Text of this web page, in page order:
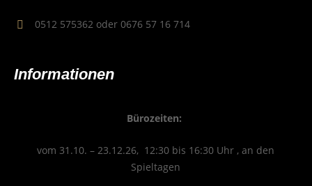
0512 575362 oder 0676 57 16 714
Infor­ma­tio­nen
Büro­zei­ten:
vom 31.10. – 23.12.26, 12:30 bis 16:30 Uhr , an den
Spieltagen